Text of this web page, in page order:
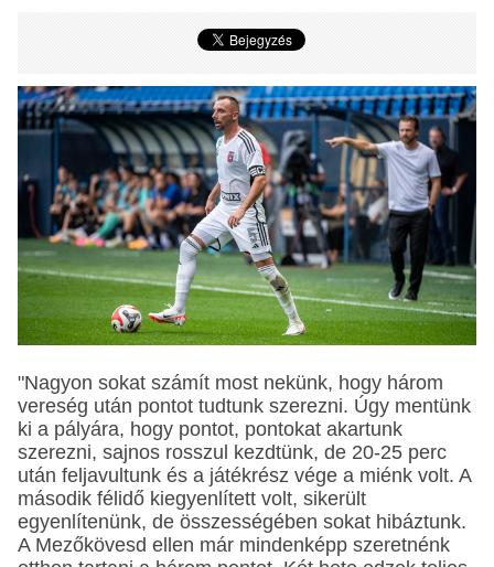
"Nagyon sokat számít most nekünk, hogy három
vereség után pontot tudtunk szerezni. Úgy mentünk
ki a pályára, hogy pontot, pontokat akartunk
szerezni, sajnos rosszul kezdtünk, de 20-25 perc
után feljavultunk és a játékrész vége a miénk volt. A
második félidő kiegyenlített volt, sikerült
egyenlítenünk, de összességében sokat hibáztunk.
A Mezőkövesd ellen már mindenképp szeretnénk